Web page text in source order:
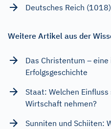
Deutsches Reich (1018)
Weitere Artikel aus der
Das Christentum –
Erfolgsgeschichte
Staat: Welchen
Wirtschaft nehmen?
Sunniten und Schiiten: